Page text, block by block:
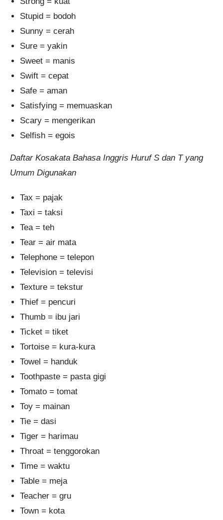
Stupid = bodoh
Sunny = cerah
Sure = yakin
Sweet = manis
Swift = cepat
Safe = aman
Satisfying = memuaskan
Scary = mengerikan
Selfish = egois
Daftar Kosakata Bahasa Inggris Huruf S dan T yang
Umum Digunakan
Tax = pajak
Taxi = taksi
Tea = teh
Tear = air mata
Telephone = telepon
Television = televisi
Texture = tekstur
Thief = pencuri
Thumb = ibu jari
Ticket = tiket
Tortoise = kura-kura
Towel = handuk
Toothpaste = pasta gigi
Tomato = tomat
Toy = mainan
Tie = dasi
Tiger = harimau
Throat = tenggorokan
Time = waktu
Table = meja
Teacher = gru
Town = kota